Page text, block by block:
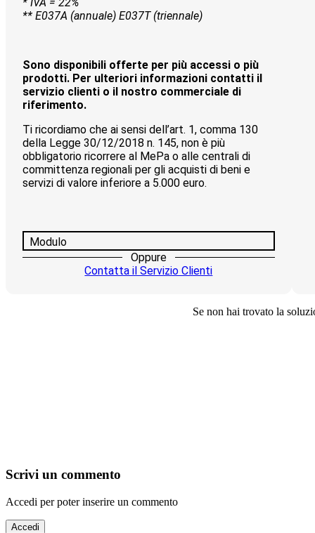
** E037A (annuale) E037T (triennale)
Sono disponibili offerte per più accessi o più
prodotti. Per ulteriori informazioni contatti il
servizio clienti o il nostro commerciale di
riferimento.
Ti ricordiamo che ai sensi dell’art. 1, comma 130
della Legge 30/12/2018 n. 145, non è più
obbligatorio ricorrere al MePa o alle centrali di
committenza regionali per gli acquisti di beni e
servizi di valore inferiore a 5.000 euro.
Modulo
Oppure
Contatta il Servizio Clienti
Se non hai trovato la
Scrivi un commento
Accedi per poter inserire un commento
Accedi